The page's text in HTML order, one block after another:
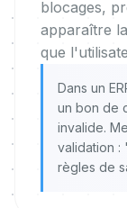
blocages,
apparaître
que
Dans un
un bon de
invalide.
validation :
règles de